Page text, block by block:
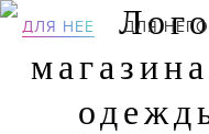
ДЛЯ НЕЕ ДЛЯ НЕГО